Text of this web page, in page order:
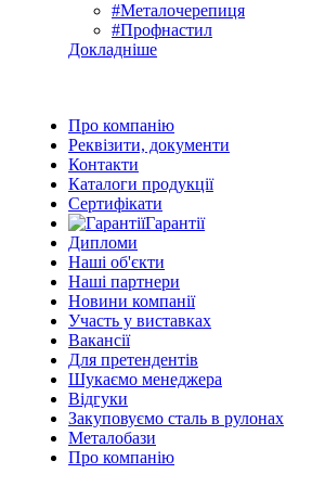
#Металочерепиця
#Профнастил
Докладніше
Про компанію
Реквізити, документи
Контакти
Каталоги продукції
Сертифікати
Гарантії
Дипломи
Наші об'єкти
Наші партнери
Новини компанії
Участь у виставках
Вакансії
Для претендентів
Шукаємо менеджера
Відгуки
Закуповуємо сталь в рулонах
Металобази
Про компанію